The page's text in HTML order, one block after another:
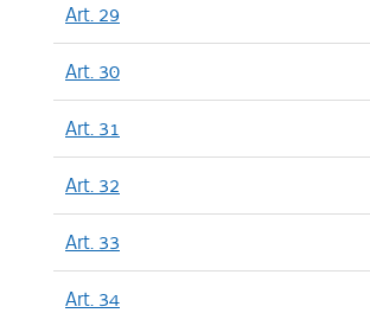
Art. 29
Art. 30
Art. 31
Art. 32
Art. 33
Art. 34